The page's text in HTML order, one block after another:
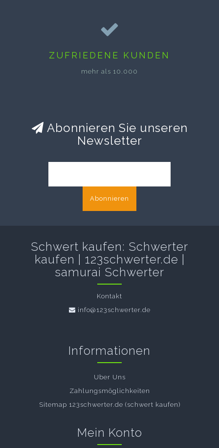
ZUFRIEDENE KUNDEN
mehr als 10.000
Abonnieren Sie unseren
Newsletter
Abonnieren
Schwert kaufen: Schwerter
kaufen | 123schwerter.de |
samurai Schwerter
Kontakt
info@123schwerter.de
Informationen
Uber Uns
Zahlungsmöglichkeiten
Sitemap 123schwerter.de (schwert kaufen)
Mein Konto